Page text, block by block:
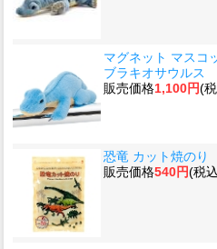
マグネット マスコ
ブラキオサウルス
販売価格1,100円(
恐竜 カット焼のり
販売価格540円(税